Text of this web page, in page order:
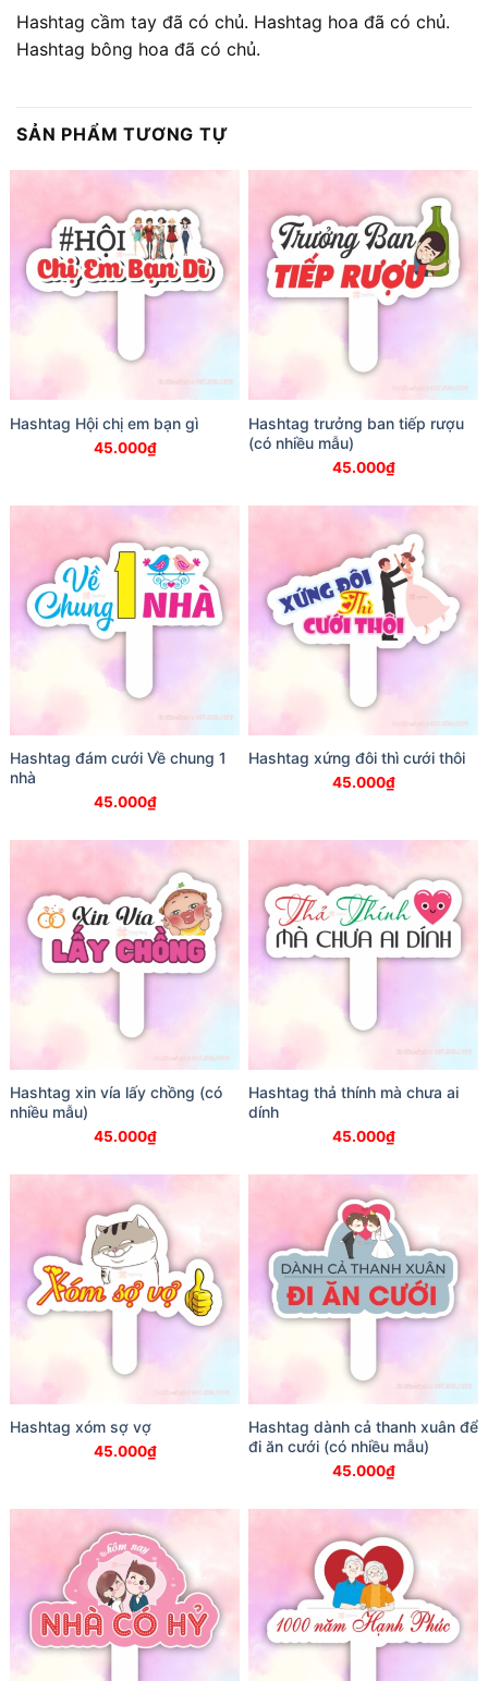
Hashtag cầm tay đã có chủ. Hashtag hoa đã có chủ.
Hashtag bông hoa đã có chủ.
SẢN PHẨM TƯƠNG TỰ
Hashtag Hội chị em bạn gì
45.000₫
Hashtag trưởng ban tiếp rượu
(có nhiều mẫu)
45.000₫
Hashtag đám cưới Về chung 1
nhà
45.000₫
Hashtag xứng đôi thì cưới thôi
45.000₫
Hashtag xin vía lấy chồng (có
nhiều mẫu)
45.000₫
Hashtag thả thính mà chưa ai
dính
45.000₫
Hashtag xóm sợ vợ
45.000₫
Hashtag dành cả thanh xuân để
đi ăn cưới (có nhiều mẫu)
45.000₫